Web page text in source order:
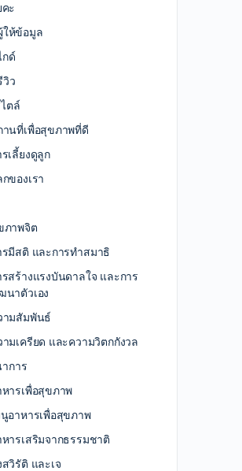
ะ
ให้ข้อมูล
กด์
วิว
ตล์
านที่เพื่อสุขภาพที่ดี
รเลี้ยงดูลูก
ของเรา
ภาพจิต
รมีสติ และการทำสมาธิ
รสร้างแรงบันดาลใจ และการ
นาตัวเอง
ามสัมพันธ์
ามเครียด และความวิตกกังวล
การ
หารเพื่อสุขภาพ
นูอาหารเพื่อสุขภาพ
หารเสริมจากธรรมชาติ
วิรัติ และเจ